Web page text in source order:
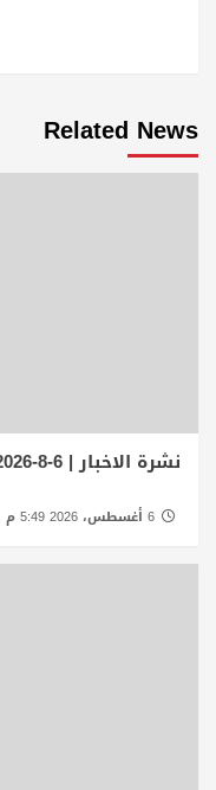
Related News
نشرة الاخبار | 6-8-2026